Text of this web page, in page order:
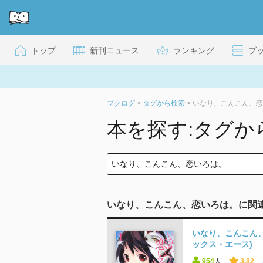
トップ 新刊ニュース ランキング ブ
ブクログ > タグから検索 > いなり、こんこん、
本を探す:タグか
いなり、こんこん、恋いろは。に関
いなり、こんこん
ックス・エース)
954 人 3.82